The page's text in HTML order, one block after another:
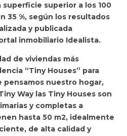
superior a los 100
35 %, según los resultados
y publicada
inmobiliario Idealista.
de viviendas más
“Tiny Houses” para
pensamos nuestro hogar,
Way las Tiny Houses son
y completas a
hasta 50 m2, idealmente
de alta calidad y